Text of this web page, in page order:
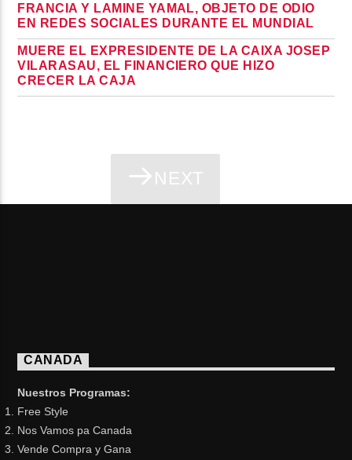
FRANCIA Y LAMINE YAMAL, OBJETO DE ODIO
EN REDES SOCIALES DURANTE EL MUNDIAL
MUERE EL EXPRESIDENTE DE LA CAIXA JOSEP
VILARASAU, EL FINANCIERO QUE HIZO
CRECER LA CAJA
NEXT
CANADA
Nuestros Programas:
Free Style
Nos Vamos pa Canada
Vende Compra y Gana